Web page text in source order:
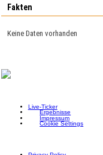
Fakten
Keine Daten vorhanden
Live-Ticker
Ergebnisse
Impressum
Cookie Settings